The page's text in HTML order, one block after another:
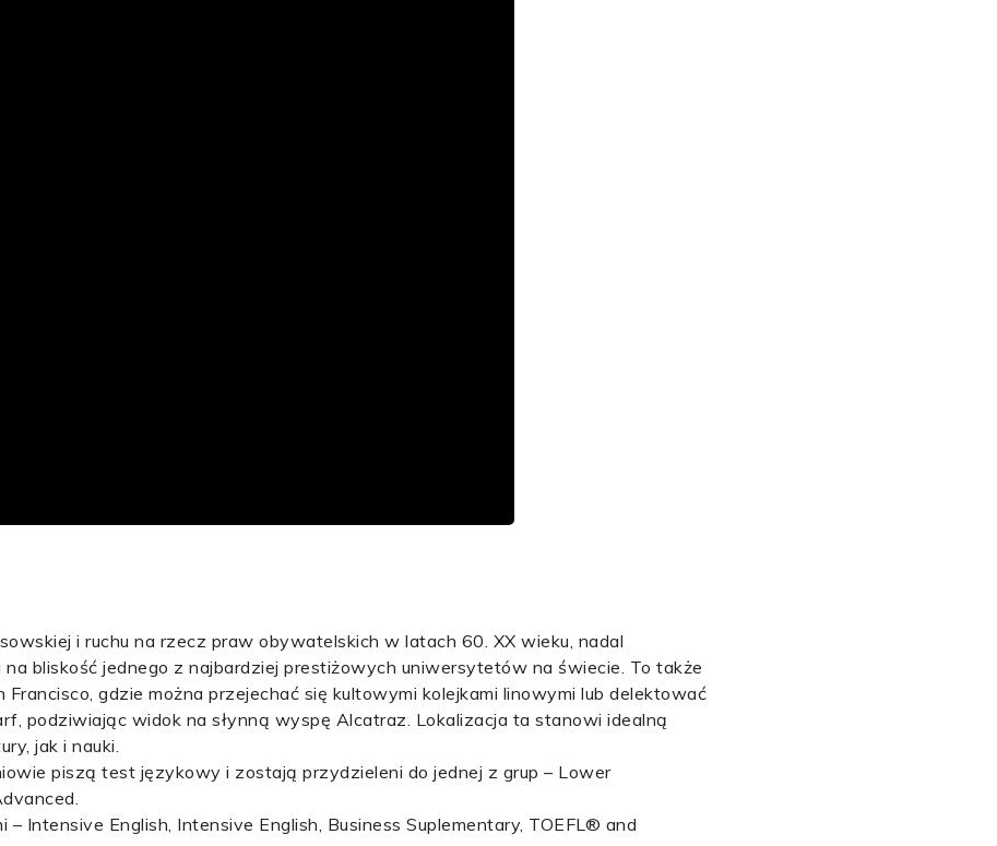
i ruchu na rzecz praw obywatelskich w latach 60. XX wieku, nadal
bliskość jednego z najbardziej prestiżowych uniwersytetów na świecie. To także
gdzie można przejechać się kultowymi kolejkami linowymi lub delektować
podziwiając widok na słynną wyspę Alcatraz. Lokalizacja ta stanowi idealną
jak i nauki.
piszą test językowy i zostają przydzieleni do jednej z grup – Lower
– Intensive English, Intensive English, Business Suplementary, TOEFL® and